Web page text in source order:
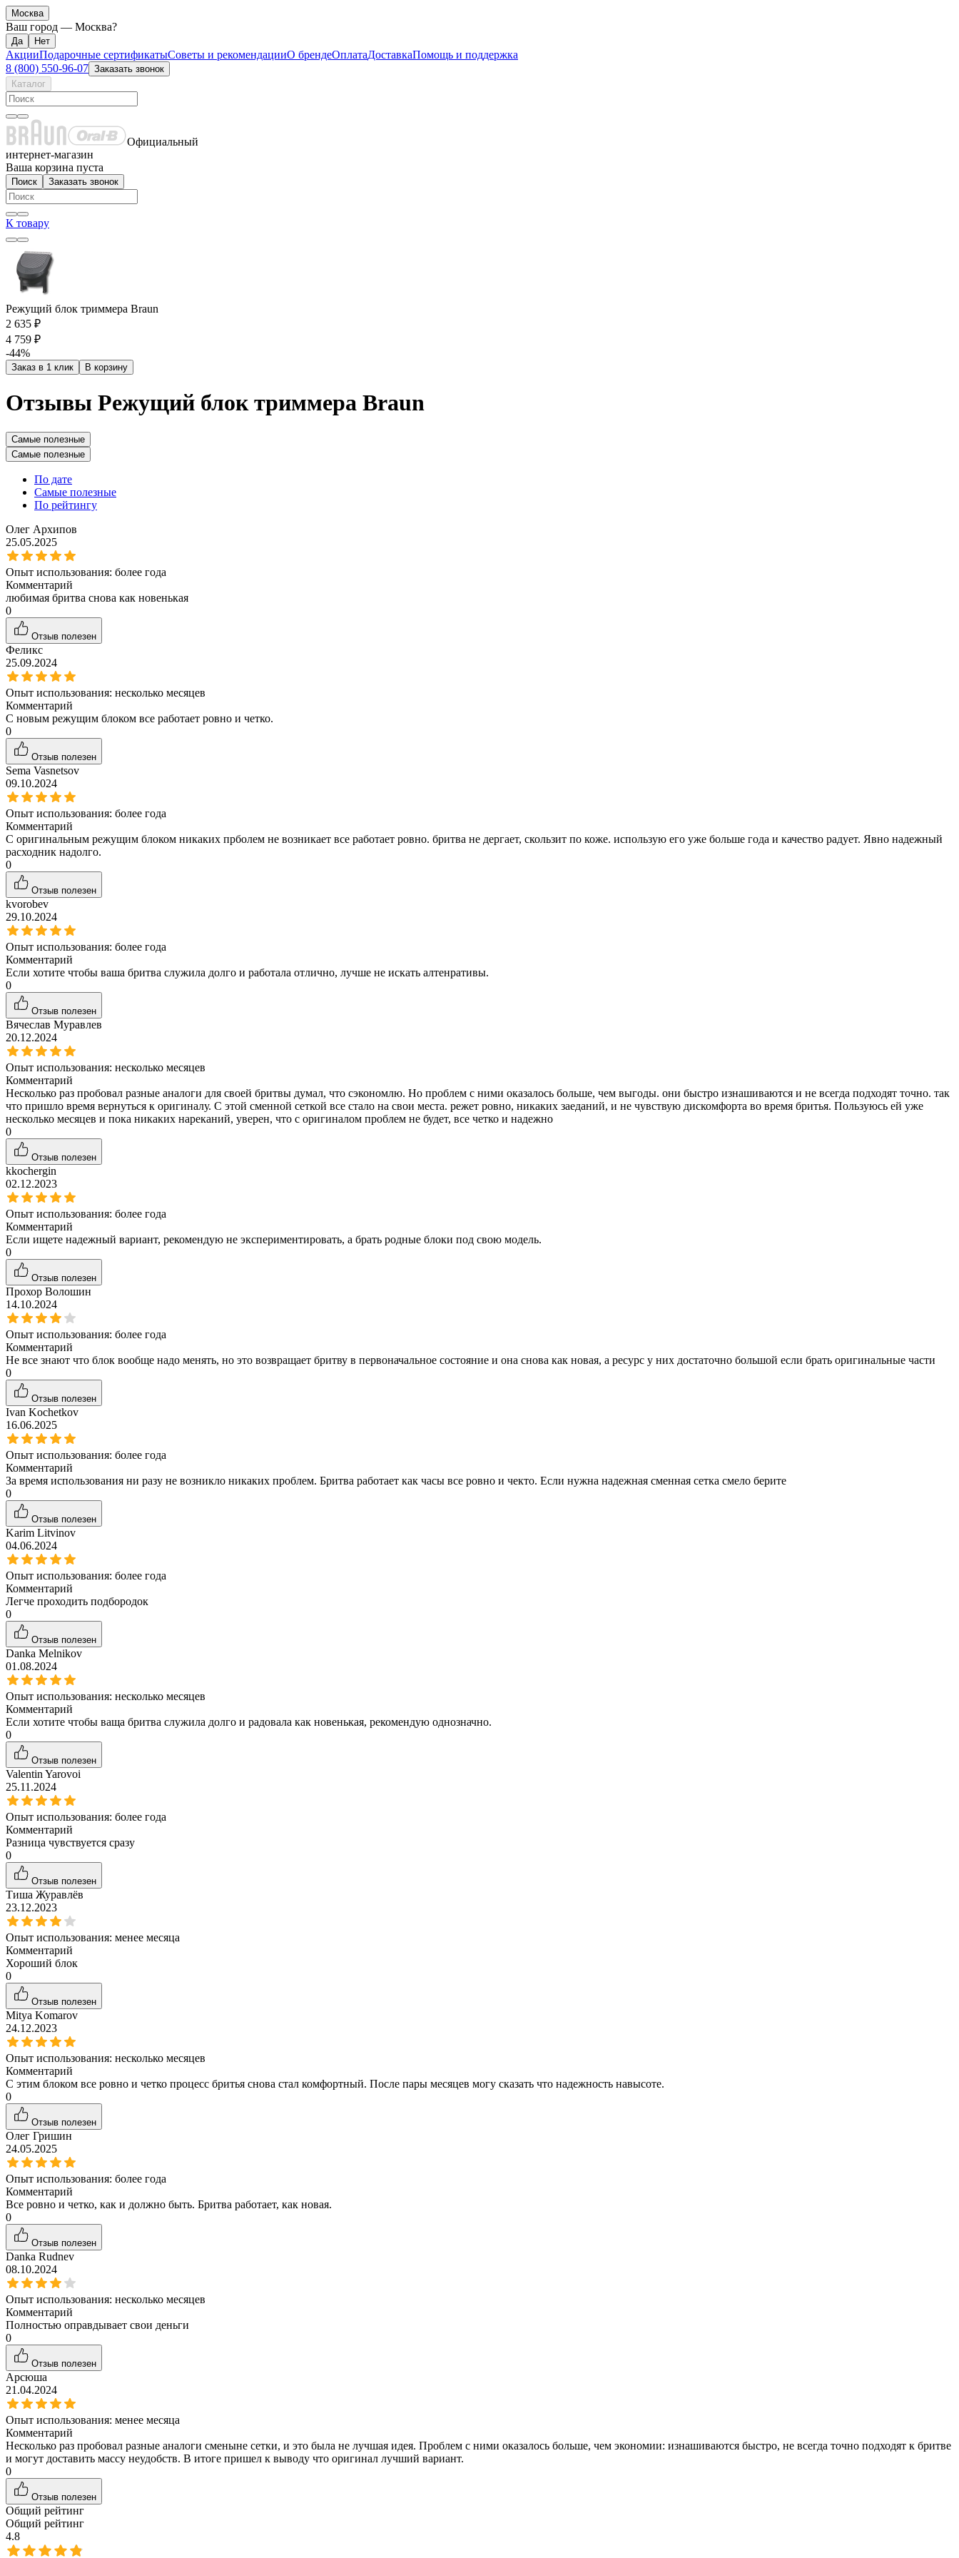
Москва
Ваш город — Москва?
АкцииПодарочные сертификатыСоветы и рекомендацииО брендеОплатаДоставкаПомощь и поддержка
8 (800) 550-96-07 Заказать звонок
Каталог
Официальный
интернет-магазин
Ваша корзина пуста
Поиск Заказать звонок
К товару
Режущий блок триммера Braun
2 635 ₽
4 759 ₽
-44%
Заказ в 1 клик В корзину
Отзывы Режущий блок триммера Braun
Самые полезные
Самые полезные
По дате
Самые полезные
По рейтингу
Олег Архипов
25.05.2025
Опыт использования: более года
Комментарий
любимая бритва снова как новенькая
0
Отзыв полезен
Феликс
25.09.2024
Опыт использования: несколько месяцев
Комментарий
С новым режущим блоком все работает ровно и четко.
0
Отзыв полезен
Sema Vasnetsov
09.10.2024
Опыт использования: более года
Комментарий
С оригинальным режущим блоком никаких прболем не возникает все работает ровно. бритва не дергает, скользит по коже. использую его уже больше года и качество радует. Явно надежный
расходник надолго.
0
Отзыв полезен
kvorobev
29.10.2024
Опыт использования: более года
Комментарий
Если хотите чтобы ваша бритва служила долго и работала отлично, лучше не искать алтенративы.
0
Отзыв полезен
Вячеслав Муравлев
20.12.2024
Опыт использования: несколько месяцев
Комментарий
Несколько раз пробовал разные аналоги для своей бритвы думал, что сэкономлю. Но проблем с ними оказалось больше, чем выгоды. они быстро изнашиваются и не всегда подходят точно. так
что пришло время вернуться к оригиналу. С этой сменной сеткой все стало на свои места. режет ровно, никаких заеданий, и не чувствую дискомфорта во время бритья. Пользуюсь ей уже
несколько месяцев и пока никаких нареканий, уверен, что с оригиналом проблем не будет, все четко и надежно
0
Отзыв полезен
kkochergin
02.12.2023
Опыт использования: более года
Комментарий
Если ищете надежный вариант, рекомендую не экспериментировать, а брать родные блоки под свою модель.
0
Отзыв полезен
Прохор Волошин
14.10.2024
Опыт использования: более года
Комментарий
Не все знают что блок вообще надо менять, но это возвращает бритву в первоначальное состояние и она снова как новая, а ресурс у них достаточно большой если брать оригинальные части
0
Отзыв полезен
Ivan Kochetkov
16.06.2025
Опыт использования: более года
Комментарий
За время использования ни разу не возникло никаких проблем. Бритва работает как часы все ровно и чекто. Если нужна надежная сменная сетка смело берите
0
Отзыв полезен
Karim Litvinov
04.06.2024
Опыт использования: более года
Комментарий
Легче проходить подбородок
0
Отзыв полезен
Danka Melnikov
01.08.2024
Опыт использования: несколько месяцев
Комментарий
Если хотите чтобы ваща бритва служила долго и радовала как новенькая, рекомендую однозначно.
0
Отзыв полезен
Valentin Yarovoi
25.11.2024
Опыт использования: более года
Комментарий
Разница чувствуется сразу
0
Отзыв полезен
Тиша Журавлёв
23.12.2023
Опыт использования: менее месяца
Комментарий
Хороший блок
0
Отзыв полезен
Mitya Komarov
24.12.2023
Опыт использования: несколько месяцев
Комментарий
С этим блоком все ровно и четко процесс бритья снова стал комфортный. После пары месяцев могу сказать что надежность навысоте.
0
Отзыв полезен
Олег Гришин
24.05.2025
Опыт использования: более года
Комментарий
Все ровно и четко, как и должно быть. Бритва работает, как новая.
0
Отзыв полезен
Danka Rudnev
08.10.2024
Опыт использования: несколько месяцев
Комментарий
Полностью оправдывает свои деньги
0
Отзыв полезен
Арсюша
21.04.2024
Опыт использования: менее месяца
Комментарий
Несколько раз пробовал разные аналоги сменыне сетки, и это была не лучшая идея. Проблем с ними оказалось больше, чем экономии: изнашиваются быстро, не всегда точно подходят к бритве
и могут доставить массу неудобств. В итоге пришел к выводу что оригинал лучший вариант.
0
Отзыв полезен
Общий рейтинг
Общий рейтинг
4.8